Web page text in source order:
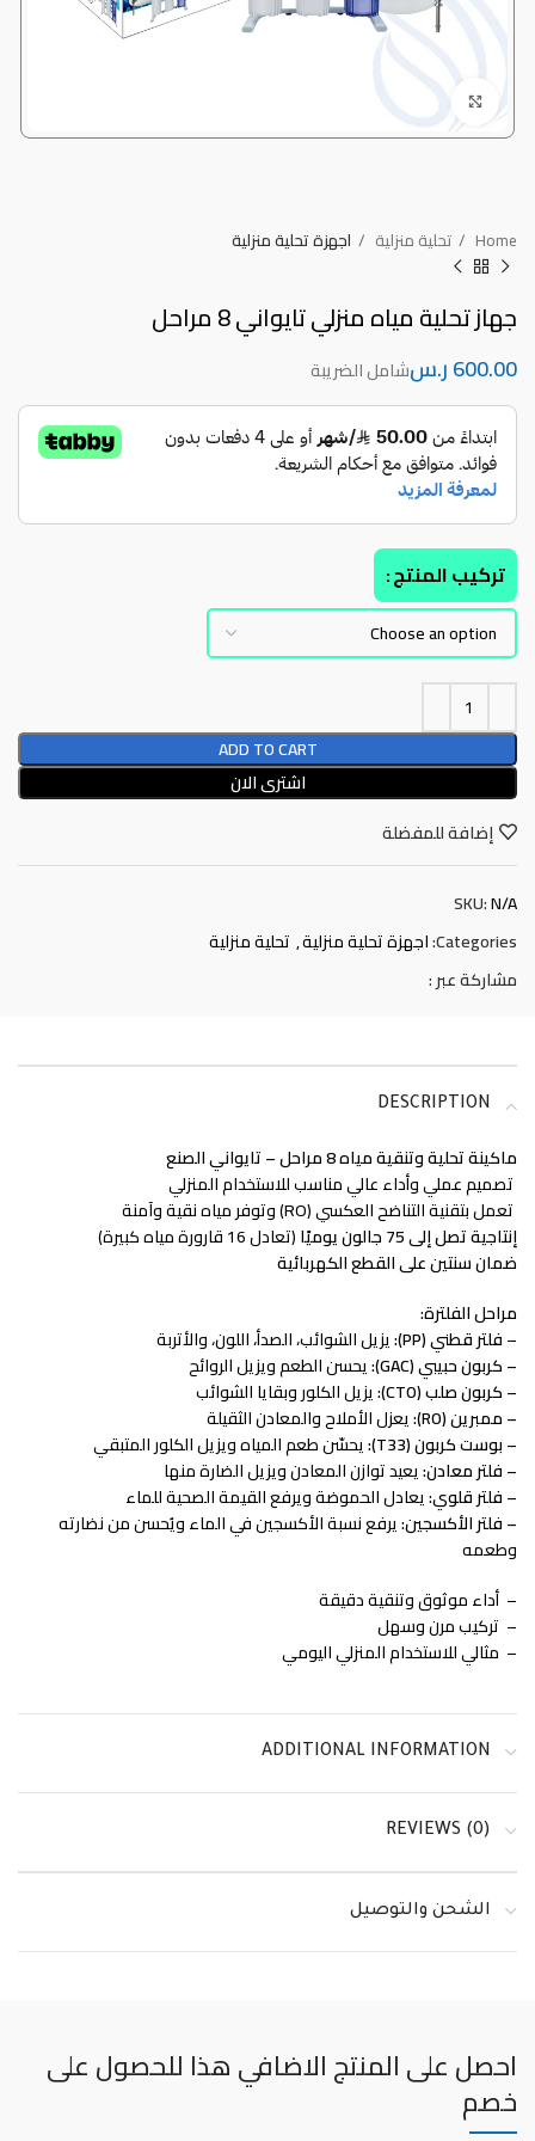
Home تحلية منزلية اجهزة تحلية منزلية
جهاز تحلية مياه منزلي تايواني 8 مراحل
ر.س
تركيب المنتج
ADD TO CART
اشترى الان
إضافة للمفضلة
SKU:N/A
Categories: اجهزة تحلية منزلية, تحلية منزلية
مشاركة عبر :
DESCRIPTION
ماكينة تحلية وتنقية مياه 8 مراحل – تايواني الصنع
تصميم عملي وأداء عالي مناسب للاستخدام المنزلي
تعمل بتقنية التناضح العكسي (RO) وتوفر مياه نقية وآمنة
إنتاجية تصل إلى 75 جالون يوميًا
(تعادل 16 قارورة مياه كبيرة)
ضمان سنتين على القطع الكهربائية
مراحل الفلترة:
–فلتر قطني (PP):
يزيل الشوائب، الصدأ، اللون، والأتربة
– كربون حبيبي (GAC):
يحسن الطعم ويزيل الروائح
– كربون صلب (CTO):
يزيل الكلور وبقايا الشوائب
– ممبرين (RO):
يعزل الأملاح والمعادن الثقيلة
– بوست كربون (T33):
يحسّن طعم المياه ويزيل الكلور المتبقي
– فلتر معادن:يعيد توازن المعادن ويزيل الضارة منها
– فلتر قلوي:يعادل الحموضة ويرفع القيمة الصحية للماء
– فلتر الأكسجين:يرفع نسبة الأكسجين في الماء ويُحسن من نضارته
وطعمه
– أداء موثوق وتنقية دقيقة
– تركيب مرن وسهل
– مثالي للاستخدام المنزلي اليومي
ADDITIONAL INFORMATION
REVIEWS (0)
الشحن والتوصيل
احصل على المنتج الاضافي هذا للحصول على
خصم